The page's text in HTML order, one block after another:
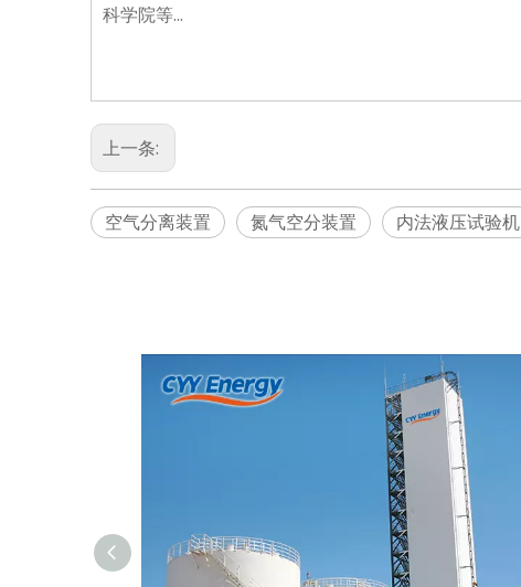
科学院等...
上一条:
空气分离装置 氮气空分装置 内法液压试验机